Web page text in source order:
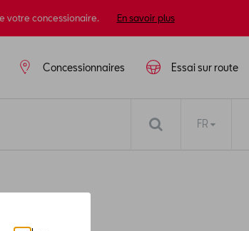
votre concessionaire. En savoir plus
Essai sur route
Concessionnaires
FR